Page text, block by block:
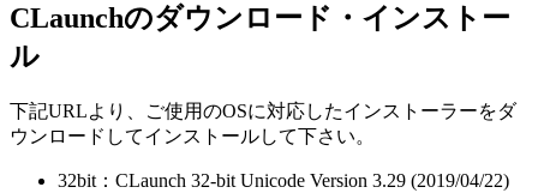
CLaunchのダウンロード・インストー
ル
下記URLより、ご使用のOSに対応したインストーラーをダ
ウンロードしてインストールして下さい。
32bit：CLaunch 32-bit Unicode Version 3.29 (2019/04/22)